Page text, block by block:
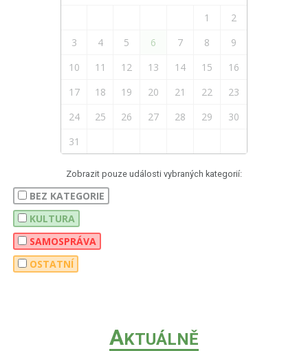
1
2
3
4 5 6 7 8
9
10
11 12 13 14 15
16
17
18 19 20 21 22
23
24
25 26 27 28 29
30
31
Zobrazit pouze události vybraných kategorií:
BEZ KATEGORIE
KULTURA
SAMOSPRÁVA
OSTATNÍ
AKTUÁLNĚ